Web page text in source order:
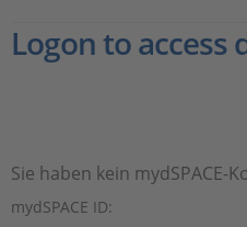
Unternehmen
Logon to access
Sie haben kein mydSPACE-
mydSPACE ID: